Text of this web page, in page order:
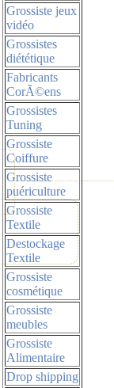
Grossiste jeux
vidéo
Grossistes
diététique
Fabricants
CorÃ©ens
Grossistes
Tuning
Grossiste
Coiffure
Grossiste
puériculture
Grossiste
Textile
Destockage
Textile
Grossiste
cosmétique
Grossiste
meubles
Grossiste
Alimentaire
Drop shipping